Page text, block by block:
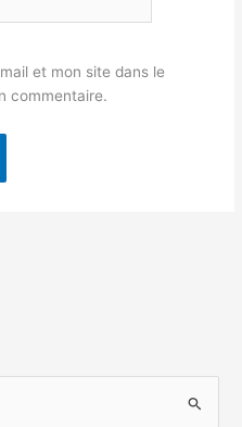
et mon site dans le
commentaire.